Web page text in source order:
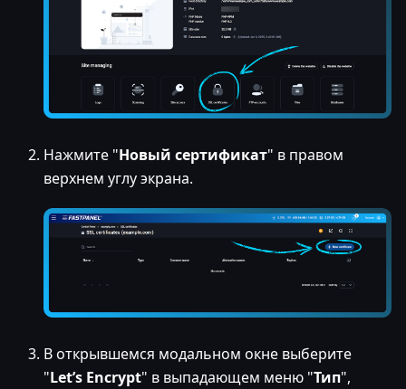
Нажмите "Новый сертификат" в правом
верхнем углу экрана.
В открывшемся модальном окне выберите
"Let’s Encrypt" в выпадающем меню "Тип",